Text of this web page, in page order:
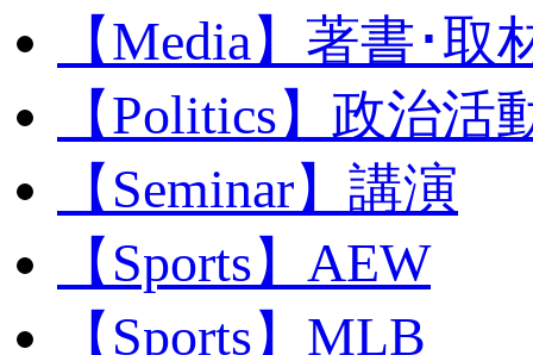
【Media】著書･取
【Politics】政治活
【Seminar】講演
【Sports】AEW
【Sports】MLB